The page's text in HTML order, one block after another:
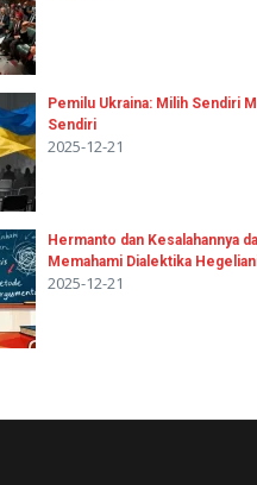
Pemilu Ukraina: Milih Sendiri
Sendiri
2025-12-21
Hermanto dan Kesalahannya
Memahami Dialektika
2025-12-21